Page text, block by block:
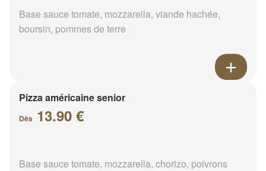
Base sauce tomate, mozzarella, viande hachée,
boursin, pommes de terre
Pizza américaine senior
Dès 13.90 €
Base sauce tomate, mozzarella, chorizo, poivrons